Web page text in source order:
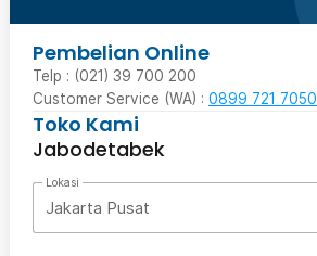
Pembelian Online
Telp : (021) 39 700 200
Customer Service (WA) : 0899 721 7050
Toko Kami
Jabodetabek
Lokasi
Jakarta Pusat